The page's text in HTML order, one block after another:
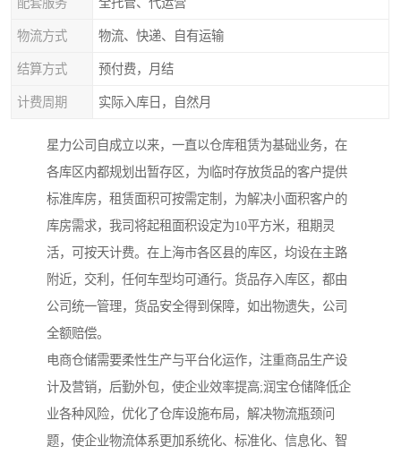
物流方式 物流、快递、自有运输
结算方式 预付费，月结
计费周期 实际入库日，自然月
星力公司自成立以来，一直以仓库租赁为基础业务，在
各库区内都规划出暂存区，为临时存放货品的客户提供
标准库房，租赁面积可按需定制，为解决小面积客户的
库房需求，我司将起租面积设定为10平方米，租期灵
活，可按天计费。在上海市各区县的库区，均设在主路
附近，交利，任何车型均可通行。货品存入库区，都由
公司统一管理，货品安全得到保障，如出物遗失，公司
全额赔偿。
电商仓储需要柔性生产与平台化运作，注重商品生产设
计及营销，后勤外包，使企业效率提高;润宝仓储降低企
业各种风险，优化了仓库设施布局，解决物流瓶颈问
题，使企业物流体系更加系统化、标准化、信息化、智